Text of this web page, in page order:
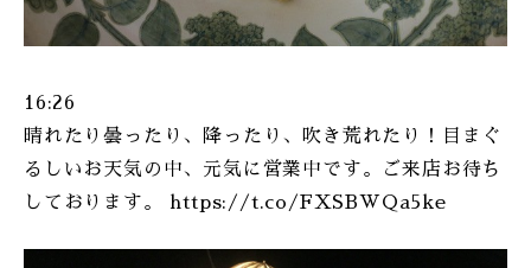
16:26
晴れたり曇ったり、降ったり、吹き荒れたり！目まぐ
るしいお天気の中、元気に営業中です。ご来店お待ち
しております。 https://t.co/FXSBWQa5ke